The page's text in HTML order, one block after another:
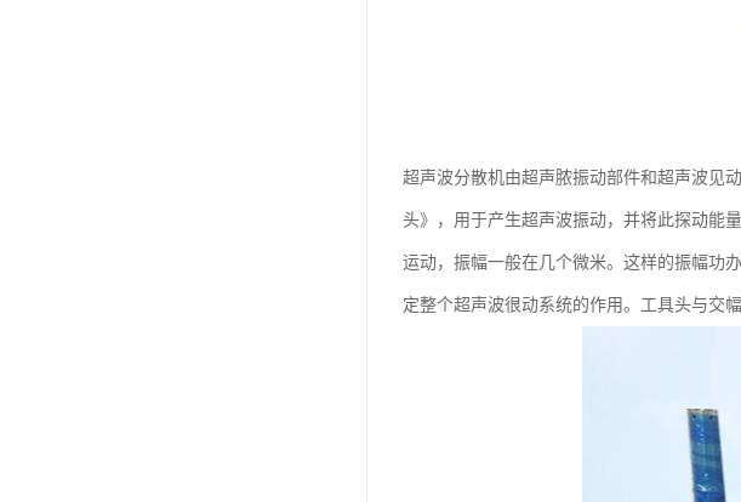
超声波分散机由超声脓振动部件和超声波见
头》，用于产生超声波振动，并将此探动能
运动，振幅一般在几个微米。这样的振幅功
定整个超声波很动系统的作用。工具头与交